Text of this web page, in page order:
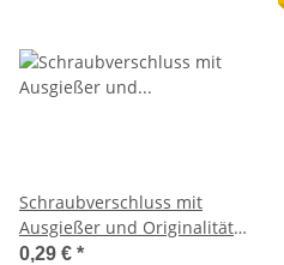
Schraubverschluss mit
Ausgießer und Originalität
für Gewinde PP28
0,29 € *